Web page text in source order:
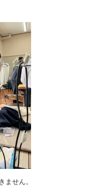
ません。